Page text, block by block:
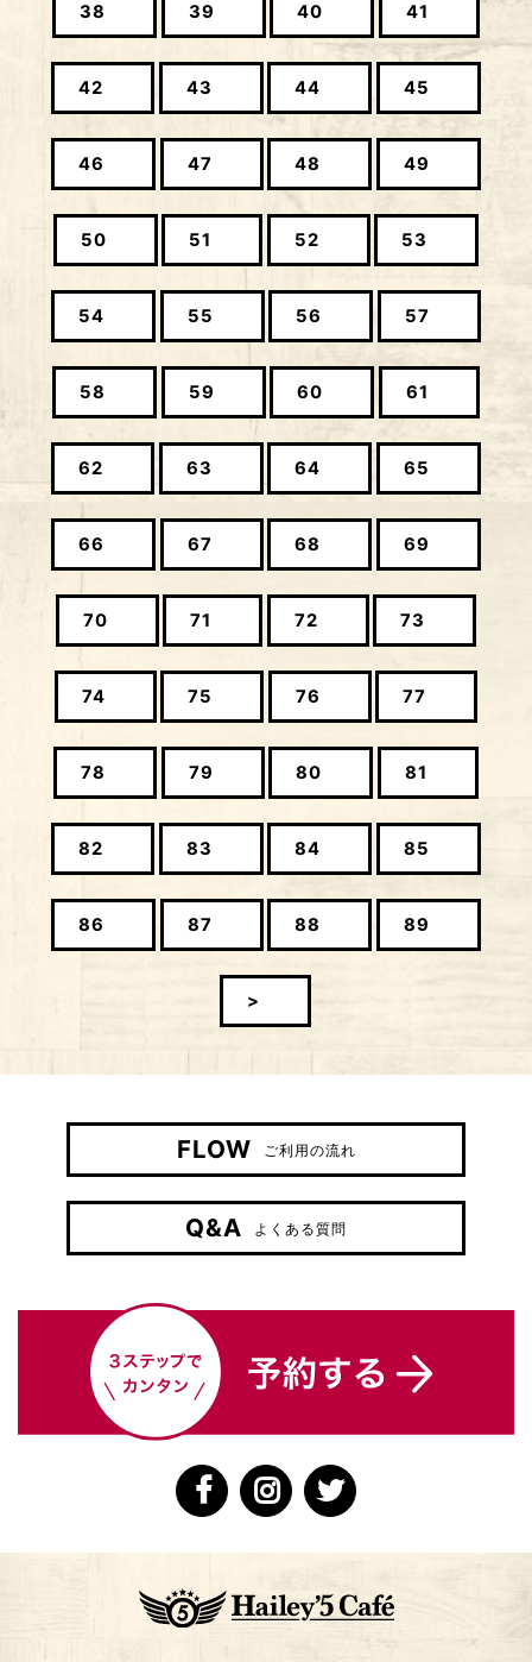
38 39 40 41
42 43 44 45
46 47 48 49
50 51 52 53
54 55 56 57
58 59 60 61
62 63 64 65
66 67 68 69
70 71 72 73
74 75 76 77
78 79 80 81
82 83 84 85
86 87 88 89
>
FLOW ご利用の流れ
Q&A よくある質問